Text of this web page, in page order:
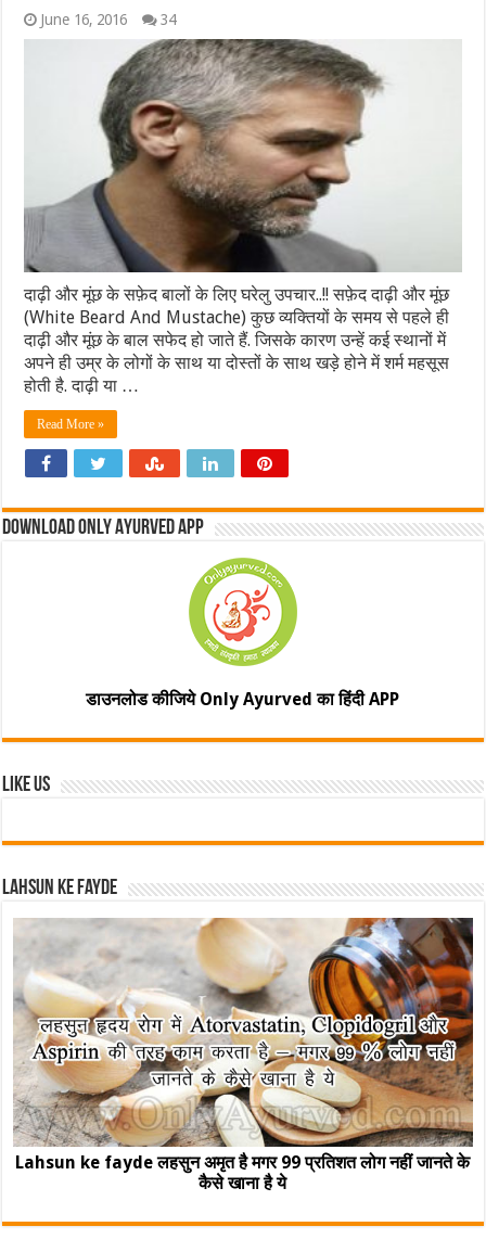
June 16, 2016 34
दाढ़ी और मूंछ के सफ़ेद बालों के लिए घरेलु उपचार..!! सफ़ेद दाढ़ी और मूंछ
(White Beard And Mustache) कुछ व्यक्तियों के समय से पहले ही
दाढ़ी और मूंछ के बाल सफेद हो जाते हैं. जिसके कारण उन्हें कई स्थानों में
अपने ही उम्र के लोगों के साथ या दोस्तों के साथ खड़े होने में शर्म महसूस
होती है. दाढ़ी या …
Read More »
Download Only Ayurved App
डाउनलोड कीजिये Only Ayurved का हिंदी APP
Like Us
Lahsun ke fayde
Lahsun ke fayde लहसुन अमृत है मगर 99 प्रतिशत लोग नहीं जानते के
कैसे खाना है ये